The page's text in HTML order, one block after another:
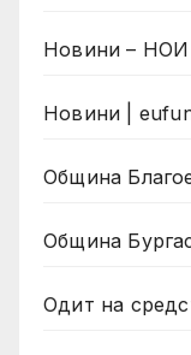
Новини – НОИ
Новини |
Община
Община
Одит на